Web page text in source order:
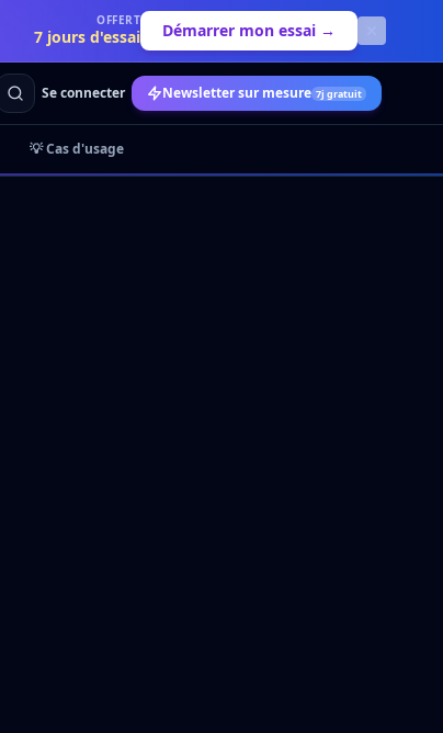
OFFERT
7 jours d'essai Démarrer mon essai →
Se connecter Newsletter sur mesure 7j gratuit
💡 Cas d'usage